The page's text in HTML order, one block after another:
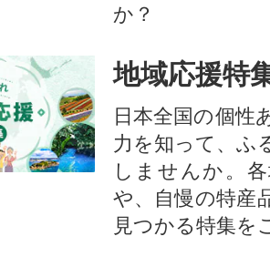
か？​
地域応援特
日本全国の個性
力を知って、ふ
しませんか。
や、自慢の特産
見つかる特集を